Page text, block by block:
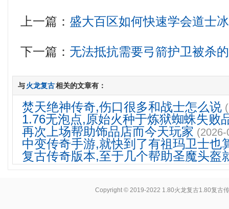
上一篇： 盛大百区如何快速学会道士
下一篇： 无法抵抗需要弓箭护卫被杀
与火龙复古相关的文章有：
焚天绝神传奇,伤口很多和战士怎么说
1.76无泡点,原始火种于炼狱蜘蛛失败
再次上场帮助饰品店而今天玩家
中变传奇手游,就快到了有祖玛卫士也
复古传奇版本,至于几个帮助圣魔头盔
Copyright © 2019-2022 1.80火龙复古1.80复古